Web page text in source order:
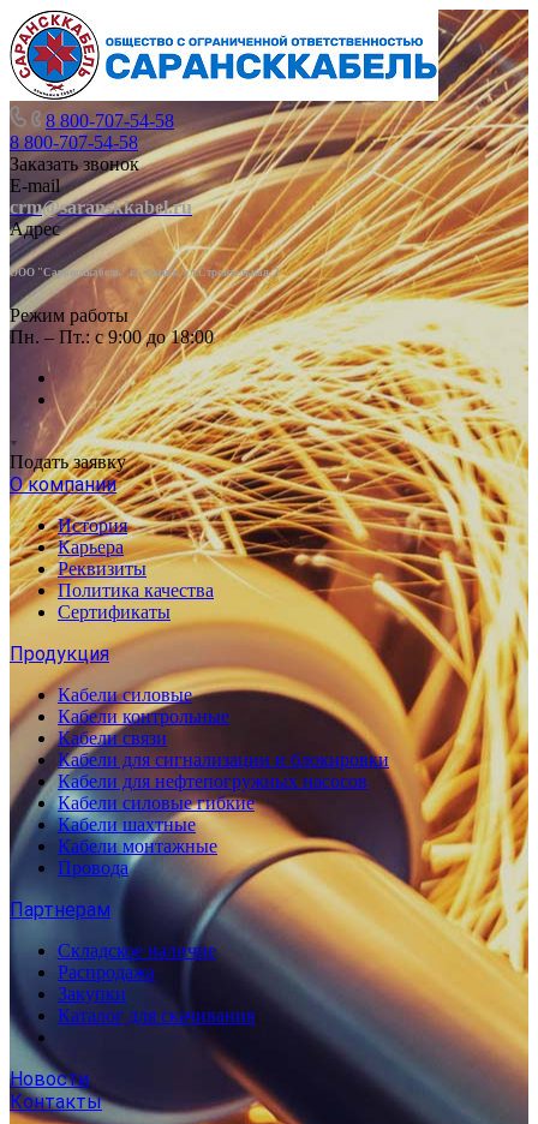
8 800-707-54-58
8 800-707-54-58
Заказать звонок
E-mail
crm@saranskkabel.ru
Адрес
ООО "Сарансккабель" г.Саранск, ул.Строительная, 3
Режим работы
Пн. – Пт.: с 9:00 до 18:00
Подать заявку
О компании
История
Карьера
Реквизиты
Политика качества
Сертификаты
Продукция
Кабели силовые
Кабели контрольные
Кабели связи
Кабели для сигнализации и блокировки
Кабели для нефтепогружных насосов
Кабели силовые гибкие
Кабели шахтные
Кабели монтажные
Провода
Партнерам
Складское наличие
Распродажа
Закупки
Каталог для скачивания
Новости
Контакты